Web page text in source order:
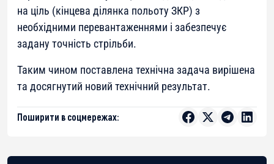
на ціль (кінцева ділянка польоту ЗКР) з
необхідними перевантаженнями і забезпечує
задану точність стрільби.
Таким чином поставлена технічна задача вирішена
та досягнутий новий технічний результат.
Поширити в соцмережах: